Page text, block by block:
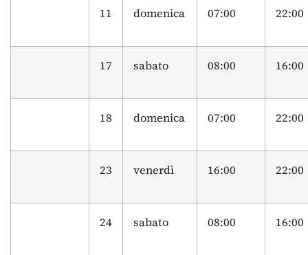
11 domenica 07:00 22:00
17 sabato 08:00 16:00
18 domenica 07:00 22:00
23 venerdì 16:00 22:00
24 sabato 08:00 16:00